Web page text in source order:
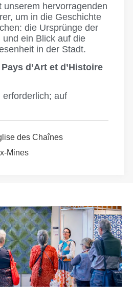
unserem hervorragenden
um in die Geschichte
die Ursprünge der
ein Blick auf die
in der Stadt.
d’Art et d’Histoire
erforderlich; auf
des Chaînes
Mines